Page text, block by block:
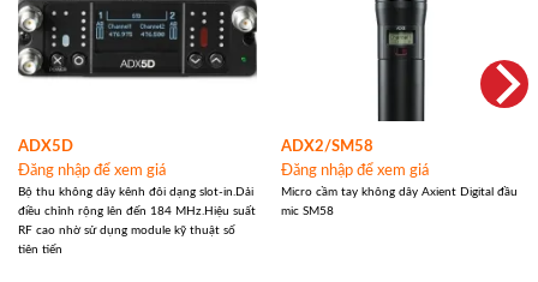
ADX5D
Đăng nhập để xem giá
Bộ thu không dây kênh đôi dạng slot-in.Dải
điều chỉnh rộng lên đến 184 MHz.Hiệu suất
RF cao nhờ sử dụng module kỹ thuật số
tiên tiến
ADX2/SM58
Đăng nhập để xem giá
Micro cầm tay không dây Axient Digital đầu
mic SM58